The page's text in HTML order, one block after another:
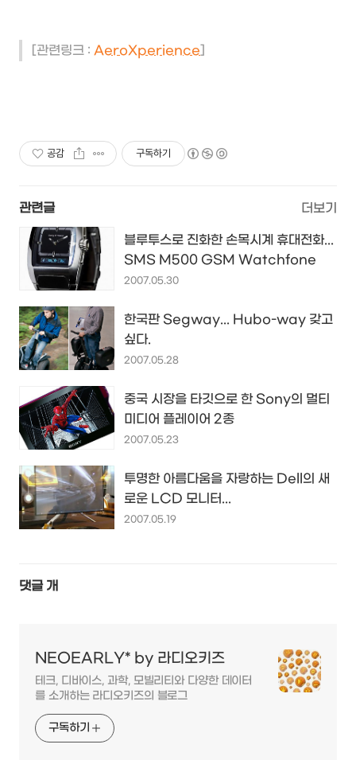
[관련링크 : AeroXperience]
공감 구독하기
관련글 더보기
블루투스로 진화한 손목시계 휴대전화...
SMS M500 GSM Watchfone
2007.05.30
한국판 Segway... Hubo-way 갖고
싶다.
2007.05.28
중국 시장을 타깃으로 한 Sony의 멀티
미디어 플레이어 2종
2007.05.23
투명한 아름다움을 자랑하는 Dell의 새
로운 LCD 모니터...
2007.05.19
댓글 개
NEOEARLY* by 라디오키즈
테크, 디바이스, 과학, 모빌리티와 다양한 데이터
를 소개하는 라디오키즈의 블로그
구독하기